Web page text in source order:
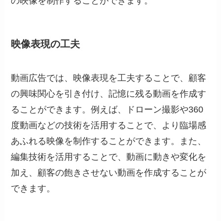
映像表現の工夫
動画広告では、映像表現を工夫することで、顧客
の興味関心を引き付け、記憶に残る動画を作成す
ることができます。例えば、ドローン撮影や360
度動画などの技術を活用することで、より臨場感
あふれる映像を制作することができます。また、
編集技術を活用することで、動画に動きや変化を
加え、顧客の飽きさせない動画を作成することが
できます。